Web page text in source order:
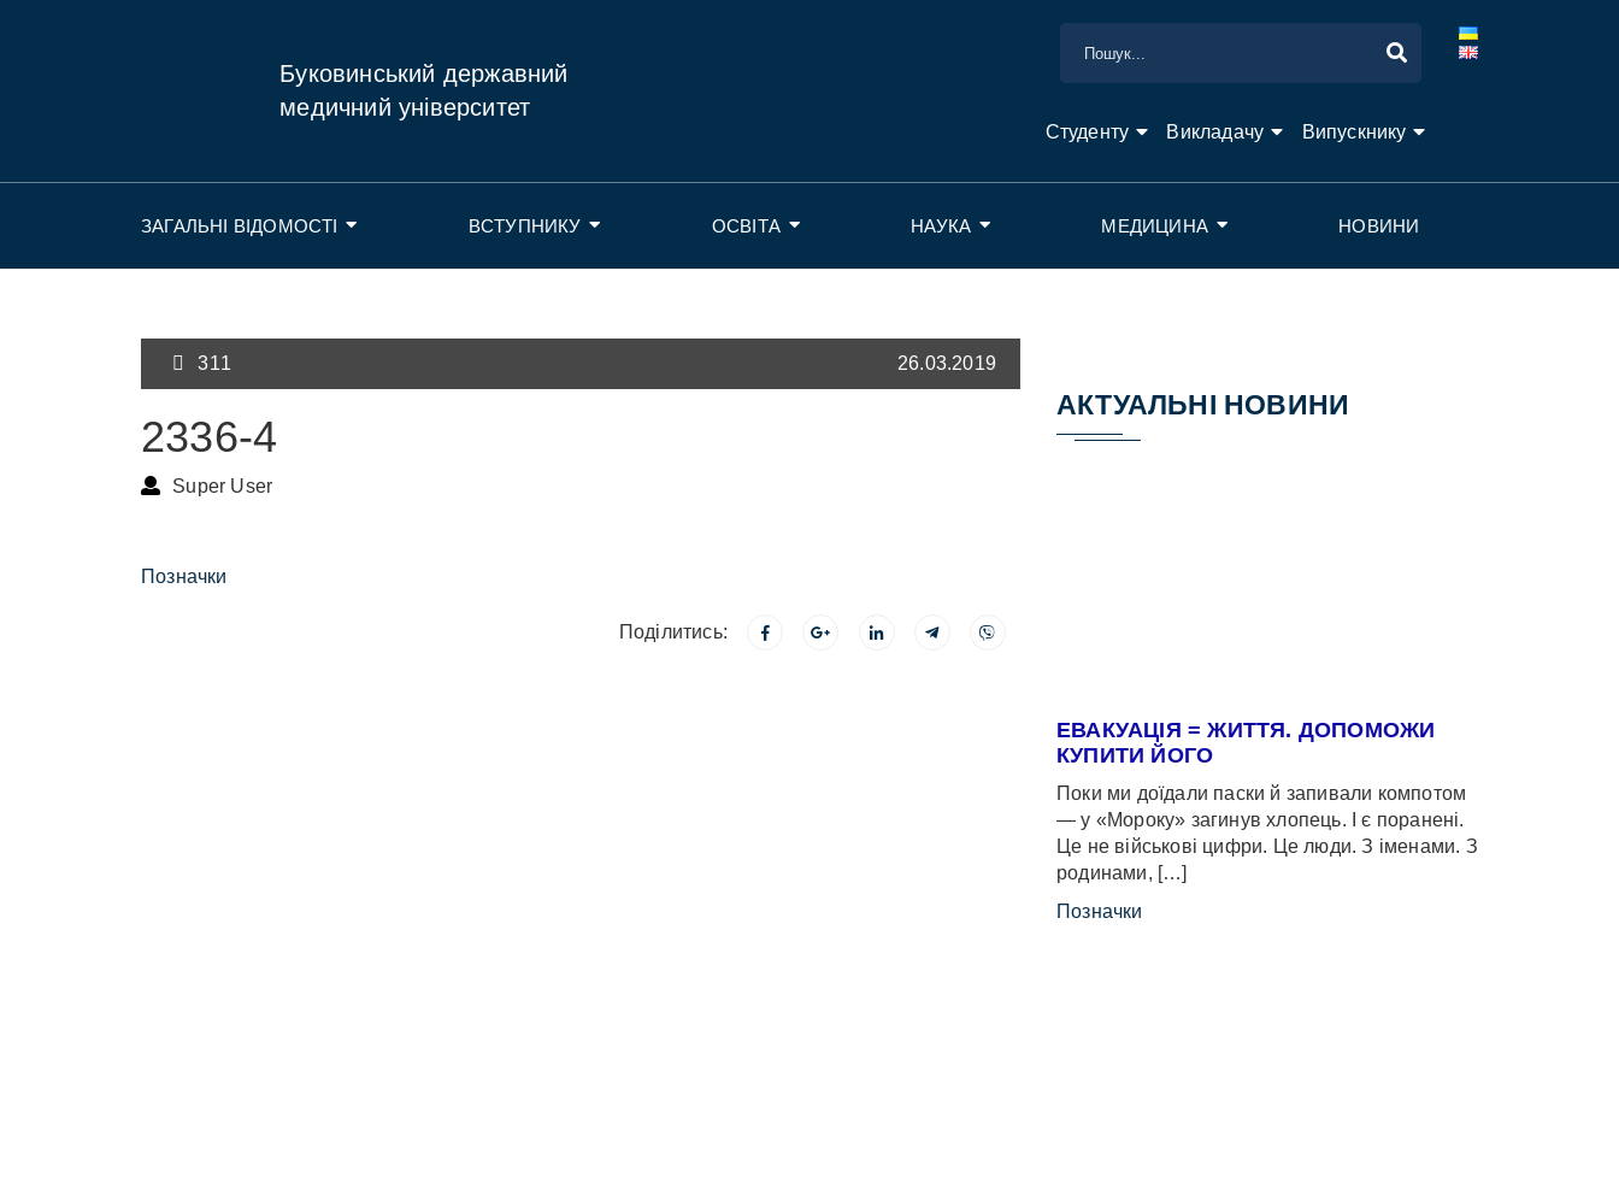
Буковинський державний
медичний університет
Студенту Викладачу Випускнику
ЗАГАЛЬНІ ВІДОМОСТІ ВСТУПНИКУ ОСВІТА НАУКА МЕДИЦИНА НОВИНИ
311 26.03.2019
2336-4
Super User
Позначки
Поділитись:
АКТУАЛЬНІ НОВИНИ
ЕВАКУАЦІЯ = ЖИТТЯ. ДОПОМОЖИ
КУПИТИ ЙОГО
Поки ми доїдали паски й запивали компотом
— у «Мороку» загинув хлопець. І є поранені.
Це не військові цифри. Це люди. З іменами. З
родинами, […]
Позначки